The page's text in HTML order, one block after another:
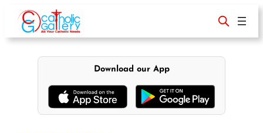
content
Download our App